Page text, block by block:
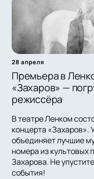
28 апреля
Премьера в
«Захаров» —
режиссёра
В театре Ленком
концерта «Захаров».
объединяет лучшие
номера из культовых
Захарова. Не
события!